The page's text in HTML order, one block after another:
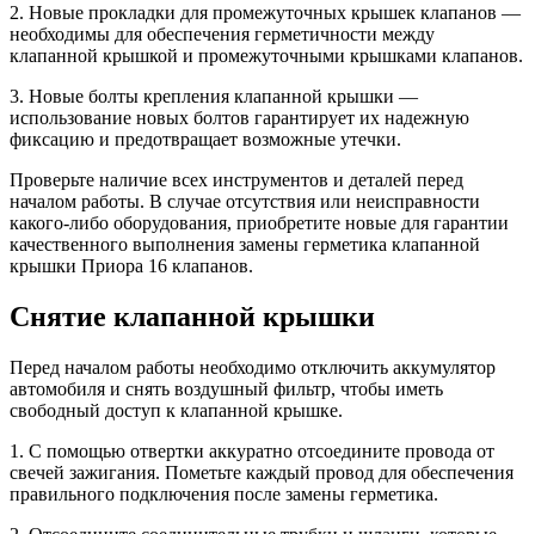
2. Новые прокладки для промежуточных крышек клапанов —
необходимы для обеспечения герметичности между
клапанной крышкой и промежуточными крышками клапанов.
3. Новые болты крепления клапанной крышки —
использование новых болтов гарантирует их надежную
фиксацию и предотвращает возможные утечки.
Проверьте наличие всех инструментов и деталей перед
началом работы. В случае отсутствия или неисправности
какого-либо оборудования, приобретите новые для гарантии
качественного выполнения замены герметика клапанной
крышки Приора 16 клапанов.
Снятие клапанной крышки
Перед началом работы необходимо отключить аккумулятор
автомобиля и снять воздушный фильтр, чтобы иметь
свободный доступ к клапанной крышке.
1. С помощью отвертки аккуратно отсоедините провода от
свечей зажигания. Пометьте каждый провод для обеспечения
правильного подключения после замены герметика.